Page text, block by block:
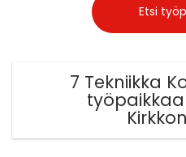
7 Tekniikka